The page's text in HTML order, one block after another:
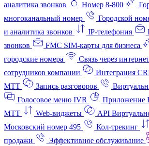
аналитика звонков
Номер 8-800
многоканальный номер
Городской
и аналитика звонков
IP-телефония
звонков
FMC SIM-карты для бизнеса
городские номера
Связь через интернет
сотрудников компании
Интеграция
МТТ
Запись разговоров
Голосовое меню IVR
Приложение
МТТ
Web-виджеты
API
Московский номер 495
Кол-трекинг
продажи
Эффективное обслуживание